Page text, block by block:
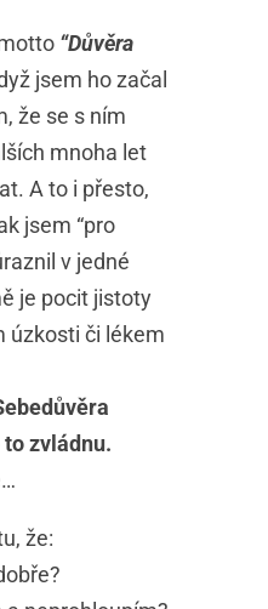
“Důvěra
jsem ho začal
že se s ním
mnoha let
A to i přesto,
jsem “pro
v jedné
je pocit jistoty
úzkosti či lékem
zvládnu.
že: